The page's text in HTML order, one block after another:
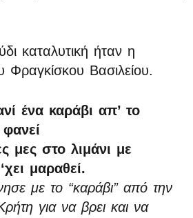
καταλυτική ήταν η
Φραγκίσκου Βασιλείου.
ένα καράβι απ’ το
μες στο λιμάνι με
μαραθεί.
με το “καράβι” από την
για να βρει και να